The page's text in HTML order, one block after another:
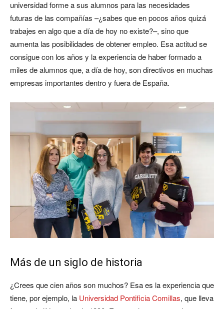
universidad forme a sus alumnos para las necesidades
futuras de las compañías –¿sabes que en pocos años quizá
trabajes en algo que a día de hoy no existe?–, sino que
aumenta las posibilidades de obtener empleo. Esa actitud se
consigue con los años y la experiencia de haber formado a
miles de alumnos que, a día de hoy, son directivos en muchas
empresas importantes dentro y fuera de España.
Más de un siglo de historia
¿Crees que cien años son muchos? Esa es la experiencia que
tiene, por ejemplo, la Universidad Pontificia Comillas, que lleva